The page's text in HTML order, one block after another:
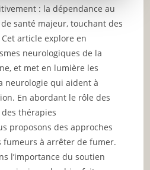
: la dépendance au
santé majeur, touchant des
article explore en
neurologiques de la
et met en lumière les
neurologie qui aident à
En abordant le rôle des
thérapies
proposons des approches
fumeurs à arrêter de fumer.
l’importance du soutien